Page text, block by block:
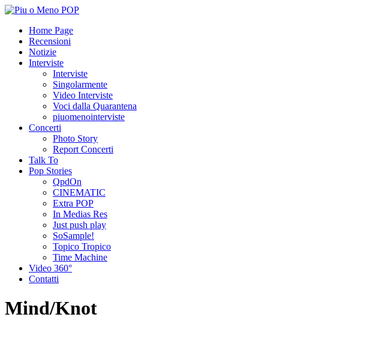
Home Page
Recensioni
Notizie
Interviste
Interviste
Singolarmente
Video Interviste
Voci dalla Quarantena
piuomenointerviste
Concerti
Photo Story
Report Concerti
Talk To
Pop Stories
QpdOn
CINEMATIC
Extra POP
In Medias Res
Just push play
SoSample!
Topico Tropico
Time Machine
Video 360°
Contatti
Mind/Knot